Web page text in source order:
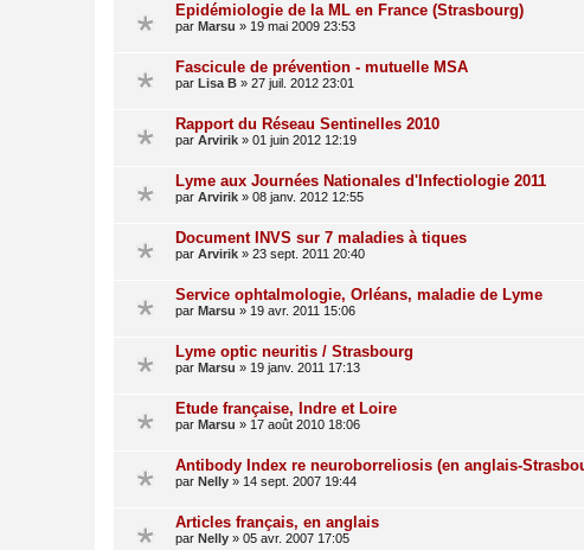
Epidémiologie de la ML en France (Strasbourg)
par Marsu » 19 mai 2009 23:53
Fascicule de prévention - mutuelle MSA
par Lisa B » 27 juil. 2012 23:01
Rapport du Réseau Sentinelles 2010
par Arvirik » 01 juin 2012 12:19
Lyme aux Journées Nationales d'Infectiologie 2011
par Arvirik » 08 janv. 2012 12:55
Document INVS sur 7 maladies à tiques
par Arvirik » 23 sept. 2011 20:40
Service ophtalmologie, Orléans, maladie de Lyme
par Marsu » 19 avr. 2011 15:06
Lyme optic neuritis / Strasbourg
par Marsu » 19 janv. 2011 17:13
Etude française, Indre et Loire
par Marsu » 17 août 2010 18:06
Antibody Index re neuroborreliosis (en anglais-
par Nelly » 14 sept. 2007 19:44
Articles français, en anglais
par Nelly » 05 avr. 2007 17:05